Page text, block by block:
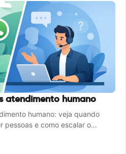
atendimento humano
humano: veja quando
pessoas e como escalar o